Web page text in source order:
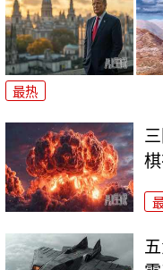
最热